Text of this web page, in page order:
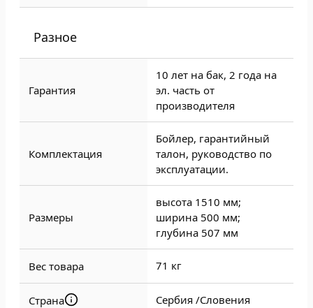
Разное
Гарантия
10 лет на бак, 2 года на
эл. часть от
производителя
Комплектация
Бойлер, гарантийный
талон, руководство по
эксплуатации.
Размеры
высота 1510 мм;
ширина 500 мм;
глубина 507 мм
Вес товара 71 кг
Страна Сербия /Словения